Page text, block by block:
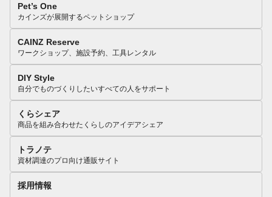
Pet’s One
カインズが展開するペットショップ
CAINZ Reserve
ワークショップ、施設予約、工具レンタル
DIY Style
自分でものづくりしたいすべての人をサポート
くらシェア
商品を組み合わせたくらしのアイデアシェア
トラノテ
資材調達のプロ向け通販サイト
採用情報